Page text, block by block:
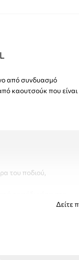
από συνδυασμό
καουτσούκ που είναι
του ποδιού,
Δείτε